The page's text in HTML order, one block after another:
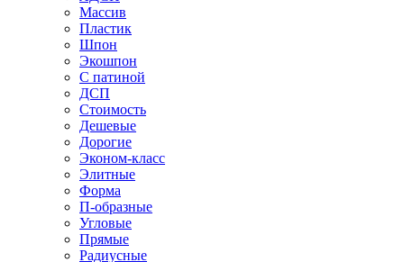
Массив
Пластик
Шпон
Экошпон
С патиной
ДСП
Стоимость
Дешевые
Дорогие
Эконом-класс
Элитные
Форма
П-образные
Угловые
Прямые
Радиусные